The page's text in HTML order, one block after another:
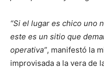
“Si el lugar es chico uno
este es un sitio que
operativa”, manifestó la
improvisada a la vera de